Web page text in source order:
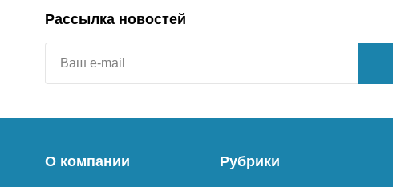
Рассылка новостей
О компании Рубрики